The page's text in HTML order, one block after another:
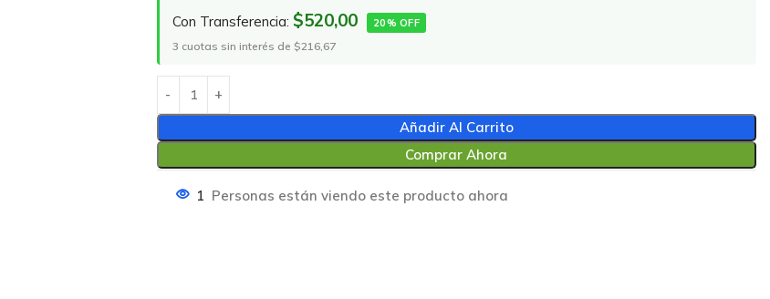
Con Transferencia: $520,00 20% OFF
3 cuotas sin interés de $216,67
Añadir Al Carrito
Comprar Ahora
1 Personas están viendo este producto ahora